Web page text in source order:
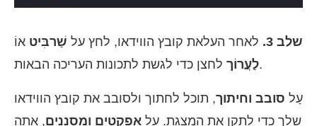
שלב 3. לאחר העלאת קובץ הווידאו, לחץ על שַׁרבִּיט אוֹ
לַעֲרוֹךלחצן כדי לגשת לתכונות העריכה הבאות.
עַל סובב וחיתוך, תוכל לחתוך ולסובב את קובץ הווידאו
שלך כדי לתקן את המצגת. עַל אפקטים ומסננים, אתה